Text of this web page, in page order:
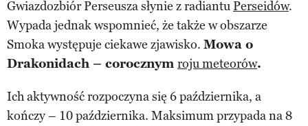
Gwiazdozbiór Perseusza słynie z radiantuPerseidów.
Wypada jednak wspomnieć, że także w obszarze
Smoka występuje ciekawe zjawisko. Mowa o
Drakonidach – corocznym roju meteorów.
Ich aktywność rozpoczyna się 6 października, a
kończy – 10 października. Maksimum przypada na 8